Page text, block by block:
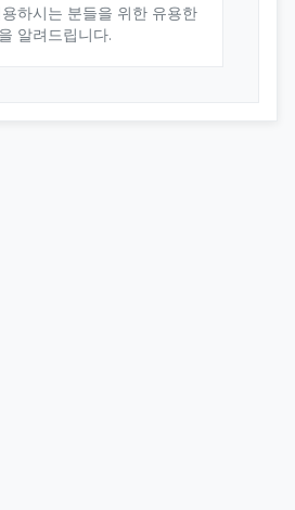
하시는 분들을 위한 유용한
알려드립니다.